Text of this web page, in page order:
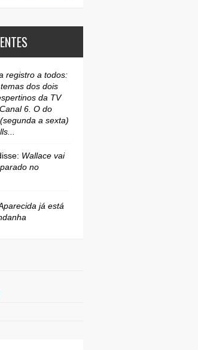
registro a todos:
dos dois
da TV
6. O do
a sexta)
Wallace vai
no
já está